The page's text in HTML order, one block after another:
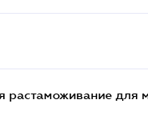
растаможивание для